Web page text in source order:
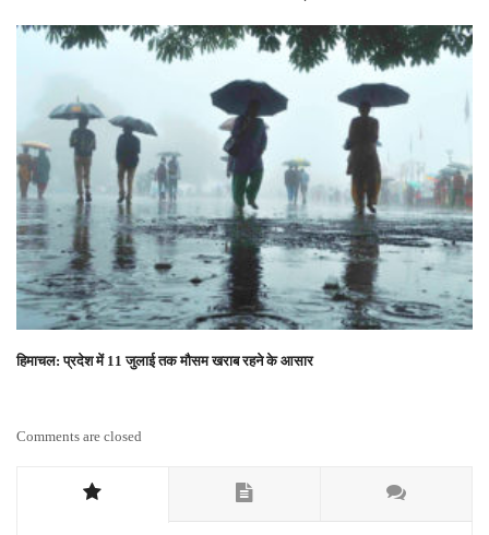
हिमाचल: प्रदेश में 11 जुलाई तक मौसम खराब रहने के आसार
Comments are closed